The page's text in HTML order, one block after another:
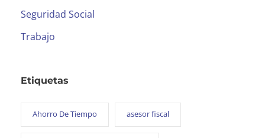
Seguridad Social
Trabajo
Etiquetas
Ahorro De Tiempo asesor fiscal